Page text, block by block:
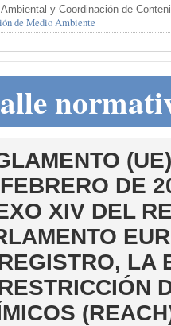
y Coordinación de
de Medio Ambiente
DE
XIV DEL
LA